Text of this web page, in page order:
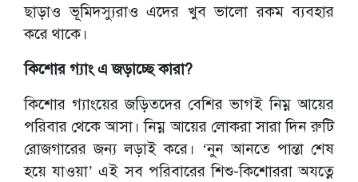
ছাড়াও ভূমিদস্যুরাও এদের খুব ভালো রকম ব্যবহার
করে থাকে।
কিশোর গ্যাং এ জড়াচ্ছে কারা?
কিশোর গ্যাংয়ের জড়িতদের বেশির ভাগই নিম্ন আয়ের
পরিবার থেকে আসা। নিম্ন আয়ের লোকরা সারা দিন রুটি
রোজগারের জন্য লড়াই করে। ‘নুন আনতে পান্তা শেষ
হয়ে যাওয়া’ এই সব পরিবারের শিশু-কিশোররা অযত্নে